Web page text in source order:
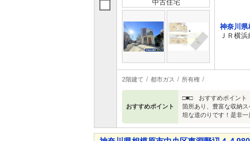
中古住宅
神奈川県
ＪＲ横
2階建て 都市ガス 所有権
おすすめポイント
□■□ おすすめポイント
箇所あり、豊富な収納
坦な道のりです！是非